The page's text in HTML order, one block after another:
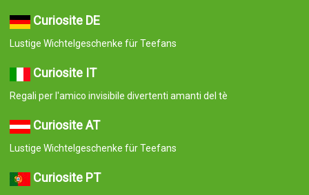
Curiosite DE
Lustige Wichtelgeschenke für Teefans
Curiosite IT
Regali per l'amico invisibile divertenti amanti del tè
Curiosite AT
Lustige Wichtelgeschenke für Teefans
Curiosite PT